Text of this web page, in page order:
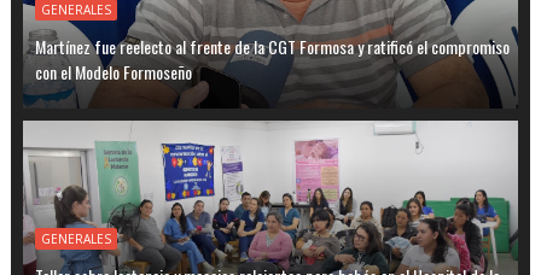
GENERALES
Martínez fue reelecto al frente de la CGT Formosa y ratificó el compromiso
con el Modelo Formoseño
GENERALES